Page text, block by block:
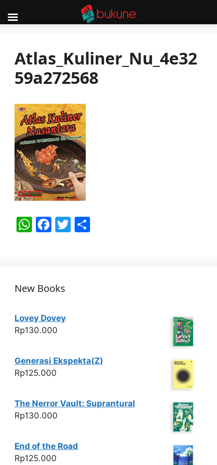
contentAtlas_Kuliner_Nu_4e32
59a272568
W
A
p
F
b
o
k
T
New Books
Lovey Dovey
Rp130.000
Generasi Ekspekta(Z)
Rp125.000
The Nerror Vault: Suprantural
Rp130.000
End of the Road
Rp125.000